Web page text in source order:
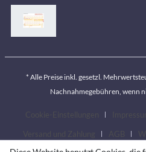
* Alle Preise inkl. gesetzl.
Nachnahmegebühren, wenn